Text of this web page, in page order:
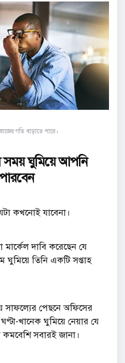
গতি বাড়াতে পারে।
সময় ঘুমিয়ে আপনি
কখনোই যাবেনা।
মার্কেল দাবি করেছেন যে
ঘুমিয়ে তিনি একটি সপ্তাহ
সাফল্যের পেছনে অফিসের
খানেক ঘুমিয়ে নেয়ার যে
কমবেশি সবারই জানা।